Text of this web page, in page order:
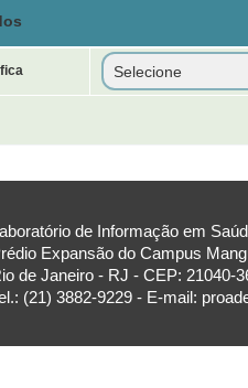
de Informação em
Expansão do Campus
de Janeiro - RJ - CEP: 21040-
(21) 3882-9229 - E-mail: